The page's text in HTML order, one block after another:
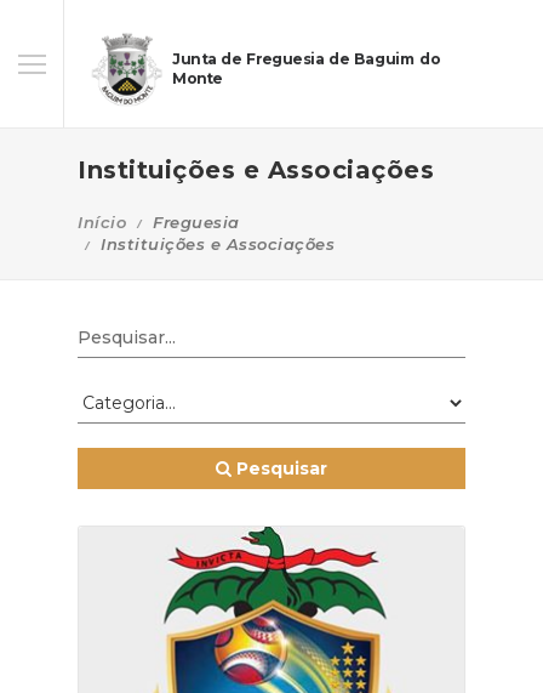
Junta de Freguesia de Baguim do
Monte
Instituições e Associações
Início
Freguesia
Instituições e Associações
Pesquisar